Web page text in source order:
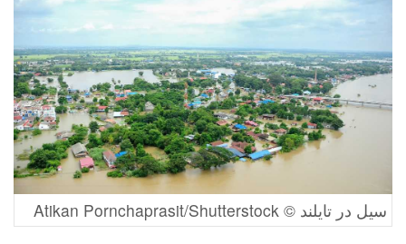
سیل در تایلند © Atikan Pornchaprasit/Shutterstock